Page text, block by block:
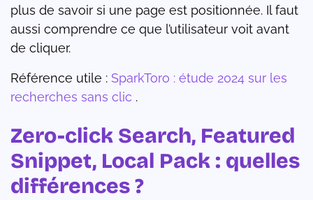
plus de savoir si une page est positionnée. Il faut
aussi comprendre ce que l’utilisateur voit avant
de cliquer.
Référence utile : SparkToro : étude 2024 sur les
recherches sans clic .
Zero-click Search, Featured
Snippet, Local Pack : quelles
différences ?